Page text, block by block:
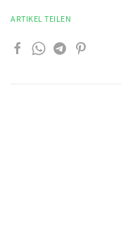
ARTIKEL TEILEN